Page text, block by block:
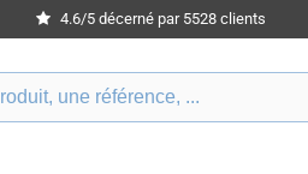
4.6/5 décerné par 5528 clients